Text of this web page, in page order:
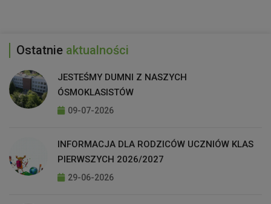
Ostatnie aktualności
JESTEŚMY DUMNI Z NASZYCH
ÓSMOKLASISTÓW
09-07-2026
INFORMACJA DLA RODZICÓW UCZNIÓW KLAS
PIERWSZYCH 2026/2027
29-06-2026